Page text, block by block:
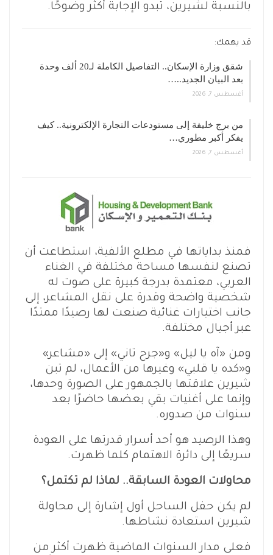
بالنسبة لشيرين، تبدو الإجابة أكثر وضوحًا.
قد يهمك:
شقق وزارة الإسكان.. التفاصيل الكاملة لـ20 ألف وحدة
بعد البيان الجديد..…
أغسطس 7, 2026
من برج خليفة إلى مستودعات التجارة الإلكترونية.. كيف
يفكر أكبر مطوري…
أغسطس 7, 2026
فمنذ بداياتها في مطلع الألفية، استطاعت أن
تصنع لنفسها مساحة مختلفة في الغناء
العربي، معتمدة بدرجة كبيرة على صوت له
شخصية واضحة وقدرة على نقل المشاعر، إلى
جانب اختيارات غنائية صنعت لها رصيدًا ممتدًا
عبر أجيال مختلفة.
ومن «آه يا ليل» و«جرح تاني» إلى «مشاعر»
و«كده يا قلبي» وغيرها من الأعمال، لم تبن
شيرين علاقتها بالجمهور على الصورة وحدها،
وإنما على أغنيات بقي بعضها حاضرًا بعد
سنوات من صدوره.
وهذا الرصيد هو أحد أسرار قدرتها على العودة
سريعًا إلى دائرة الاهتمام كلما ظهرت.
محاولات العودة السابقة.. لماذا لم تكتمل؟
لم يكن حفل الساحل أول إشارة إلى محاولة
شيرين استعادة نشاطها.
فعلى مدار السنوات الماضية ظهرت أكثر من